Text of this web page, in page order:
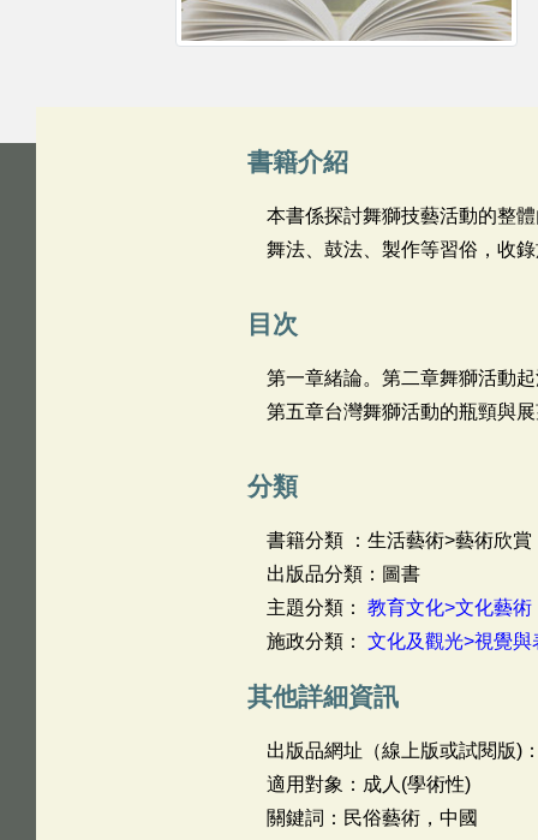
書籍介紹
本書係探討舞獅技藝活動的整
舞法、鼓法、製作等習俗，收
目次
第一章緒論。第二章舞獅活動
第五章台灣舞獅活動的瓶頸與
分類
書籍分類 ：生活藝術>藝術欣賞
出版品分類：圖書
主題分類： 教育文化>文化藝術
施政分類： 文化及觀光>視覺
其他詳細資訊
出版品網址（線上版或試閱版)
適用對象：成人(學術性)
關鍵詞：民俗藝術，中國